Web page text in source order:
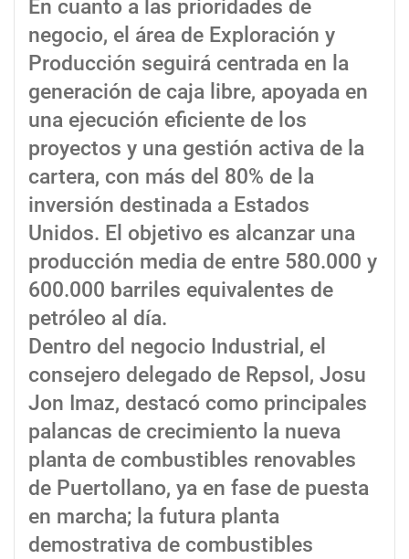
En cuanto a las prioridades de
negocio, el área de Exploración y
Producción seguirá centrada en la
generación de caja libre, apoyada en
una ejecución eficiente de los
proyectos y una gestión activa de la
cartera, con más del 80% de la
inversión destinada a Estados
Unidos. El objetivo es alcanzar una
producción media de entre 580.000 y
600.000 barriles equivalentes de
petróleo al día.
Dentro del negocio Industrial, el
consejero delegado de Repsol, Josu
Jon Imaz, destacó como principales
palancas de crecimiento la nueva
planta de combustibles renovables
de Puertollano, ya en fase de puesta
en marcha; la futura planta
demostrativa de combustibles